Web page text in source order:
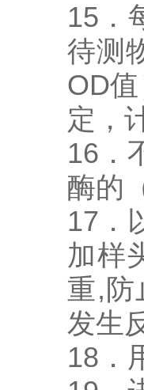
15．
待测
OD
定，
16．
酶的
17．
加样
重,防
发生
18．